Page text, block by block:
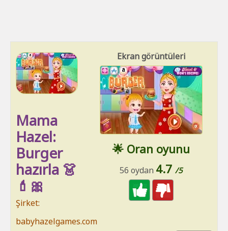
Ekran görüntüleri
🌟 Oran oyunu
56 oydan 4.7 /5
Mama
Hazel:
Burger
hazırla 👗
💄🎀
Şirket:
babyhazelgames.com